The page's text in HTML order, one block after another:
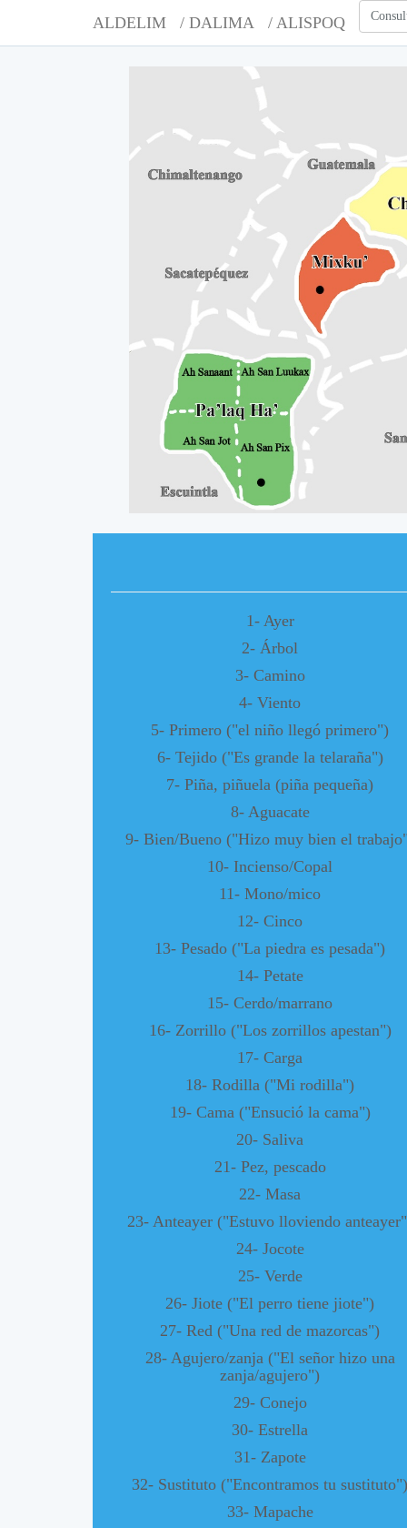
ALDELIM / DALIMA / ALISPOQ
A
A
1- Ayer
2- Árbol
3- Camino
4- Viento
5- Primero ("el niño llegó primero")
6- Tejido ("Es grande la telaraña")
7- Piña, piñuela (piña pequeña)
8- Aguacate
9- Bien/Bueno ("Hizo muy bien el
10- Incienso/Copal
11- Mono/mico
12- Cinco
13- Pesado ("La piedra es pesada")
14- Petate
15- Cerdo/marrano
16- Zorrillo ("Los zorrillos apestan")
17- Carga
18- Rodilla ("Mi rodilla")
19- Cama ("Ensució la cama")
20- Saliva
21- Pez, pescado
22- Masa
23- Anteayer ("Estuvo lloviendo
24- Jocote
25- Verde
26- Jiote ("El perro tiene jiote")
27- Red ("Una red de mazorcas")
28- Agujero/zanja ("El señor hizo una
zanja/agujero")
29- Conejo
30- Estrella
31- Zapote
32- Sustituto ("Encontramos tu sustituto")
33- Mapache